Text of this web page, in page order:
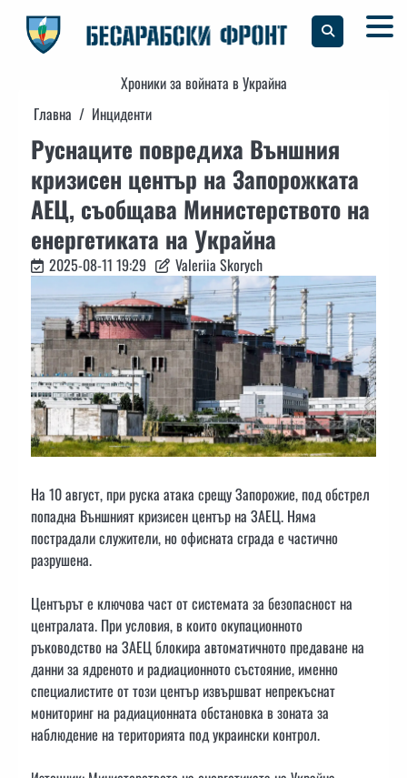
content
Хроники за войната в Украйна
Главна
Инциденти
Руснаците повредиха Външния
кризисен център на Запорожката
АЕЦ, съобщава Министерството на
енергетиката на Украйна
2025-08-11 19:29 Valeriia Skorych
На 10 август, при руска атака срещу Запорожие, под обстрел
попадна Външният кризисен център на ЗАЕЦ. Няма
пострадали служители, но офисната сграда е частично
разрушена.
Центърът е ключова част от системата за безопасност на
централата. При условия, в които окупационното
ръководство на ЗАЕЦ блокира автоматичното предаване на
данни за ядреното и радиационното състояние, именно
специалистите от този център извършват непрекъснат
мониторинг на радиационната обстановка в зоната за
наблюдение на територията под украински контрол.